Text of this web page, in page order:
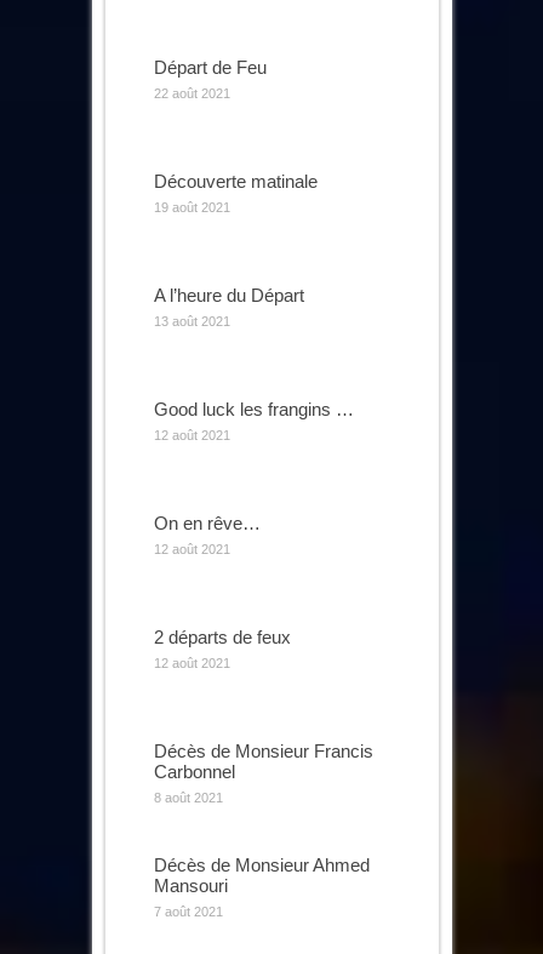
Départ de Feu
22 août 2021
Découverte matinale
19 août 2021
A l’heure du Départ
13 août 2021
Good luck les frangins …
12 août 2021
On en rêve…
12 août 2021
2 départs de feux
12 août 2021
Décès de Monsieur Francis
Carbonnel
8 août 2021
Décès de Monsieur Ahmed
Mansouri
7 août 2021